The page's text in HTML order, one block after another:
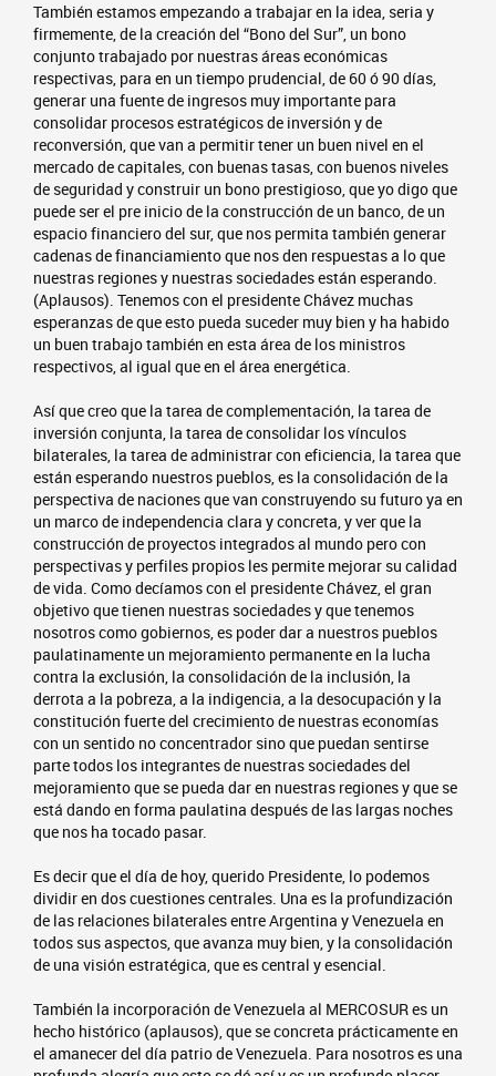
También estamos empezando a trabajar en la idea, seria y
firmemente, de la creación del “Bono del Sur”, un bono
conjunto trabajado por nuestras áreas económicas
respectivas, para en un tiempo prudencial, de 60 ó 90 días,
generar una fuente de ingresos muy importante para
consolidar procesos estratégicos de inversión y de
reconversión, que van a permitir tener un buen nivel en el
mercado de capitales, con buenas tasas, con buenos niveles
de seguridad y construir un bono prestigioso, que yo digo que
puede ser el pre inicio de la construcción de un banco, de un
espacio financiero del sur, que nos permita también generar
cadenas de financiamiento que nos den respuestas a lo que
nuestras regiones y nuestras sociedades están esperando.
(Aplausos). Tenemos con el presidente Chávez muchas
esperanzas de que esto pueda suceder muy bien y ha habido
un buen trabajo también en esta área de los ministros
respectivos, al igual que en el área energética.
Así que creo que la tarea de complementación, la tarea de
inversión conjunta, la tarea de consolidar los vínculos
bilaterales, la tarea de administrar con eficiencia, la tarea que
están esperando nuestros pueblos, es la consolidación de la
perspectiva de naciones que van construyendo su futuro ya en
un marco de independencia clara y concreta, y ver que la
construcción de proyectos integrados al mundo pero con
perspectivas y perfiles propios les permite mejorar su calidad
de vida. Como decíamos con el presidente Chávez, el gran
objetivo que tienen nuestras sociedades y que tenemos
nosotros como gobiernos, es poder dar a nuestros pueblos
paulatinamente un mejoramiento permanente en la lucha
contra la exclusión, la consolidación de la inclusión, la
derrota a la pobreza, a la indigencia, a la desocupación y la
constitución fuerte del crecimiento de nuestras economías
con un sentido no concentrador sino que puedan sentirse
parte todos los integrantes de nuestras sociedades del
mejoramiento que se pueda dar en nuestras regiones y que se
está dando en forma paulatina después de las largas noches
que nos ha tocado pasar.
Es decir que el día de hoy, querido Presidente, lo podemos
dividir en dos cuestiones centrales. Una es la profundización
de las relaciones bilaterales entre Argentina y Venezuela en
todos sus aspectos, que avanza muy bien, y la consolidación
de una visión estratégica, que es central y esencial.
También la incorporación de Venezuela al MERCOSUR es un
hecho histórico (aplausos), que se concreta prácticamente en
el amanecer del día patrio de Venezuela. Para nosotros es una